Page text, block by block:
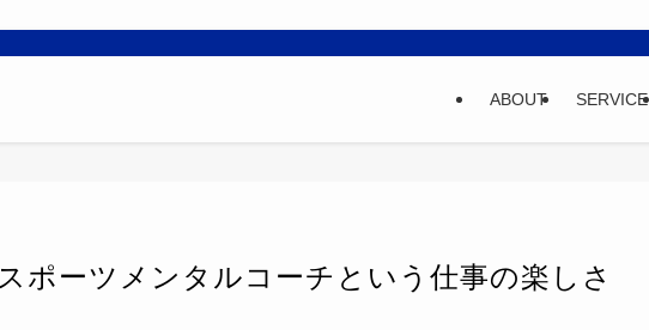
ABOUT SERVICE
スポーツメンタルコーチという仕事の楽しさ